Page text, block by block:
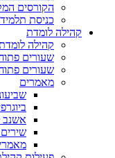
הקורסים
כניסת
קהילה לומדת
קהילה
שעורים
שעורים
מאמרים
אשנב